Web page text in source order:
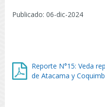
Chile
Publicado: 06-dic-2024
Reporte N°15: Veda
de Atacama y